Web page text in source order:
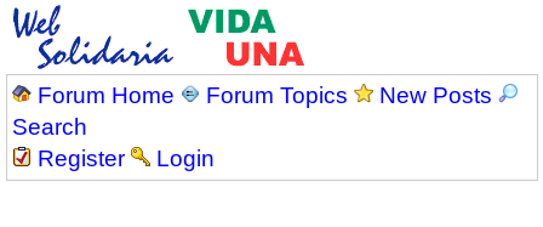
Forum Home Forum Topics
New Posts
Search
Register
Login